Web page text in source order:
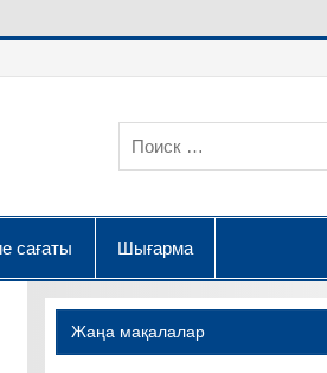
сағаты Шығарма
Жаңа мақалалар